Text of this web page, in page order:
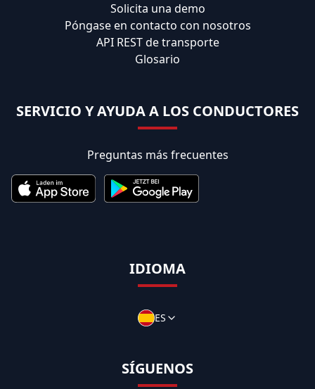
Solicita una demo
Póngase en contacto con nosotros
API REST de transporte
Glosario
SERVICIO Y AYUDA A LOS CONDUCTORES
Preguntas más frecuentes
IDIOMA
ES
SÍGUENOS